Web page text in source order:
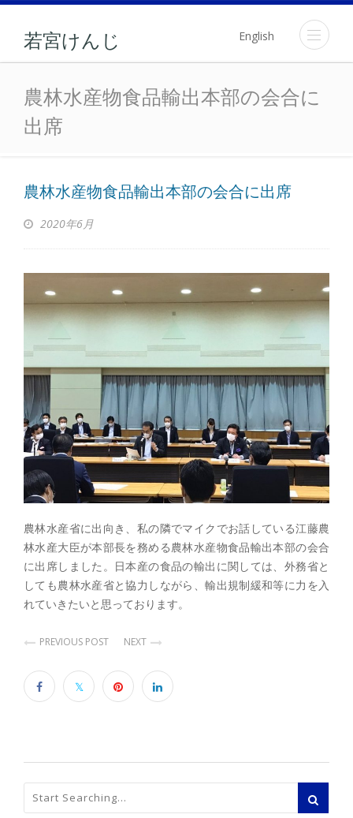
若宮けんじ English
農林水産物食品輸出本部
農林水産物食品輸出本部の会合に
出席
農林水産物食品輸出本部の会合に出席
2020年6月
農林水産省に出向き、私の隣でマイクでお話している江藤農
林水産大臣が本部長を務める農林水産物食品輸出本部の会合
に出席しました。日本産の食品の輸出に関しては、外務省と
しても農林水産省と協力しながら、輸出規制緩和等に力を入
れていきたいと思っております。
PREVIOUS POST NEXT